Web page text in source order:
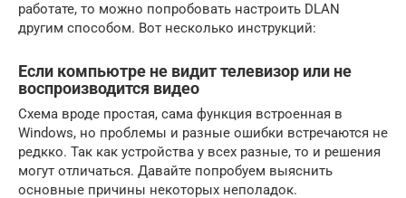
работате, то можно попробовать настроить DLAN
другим способом. Вот несколько инструкций:
Если компьютре не видит телевизор или не
воспроизводится видео
Схема вроде простая, сама функция встроенная в
Windows, но проблемы и разные ошибки встречаются не
редкко. Так как устройства у всех разные, то и решения
могут отличаться. Давайте попробуем выяснить
основные причины некоторых неполадок.